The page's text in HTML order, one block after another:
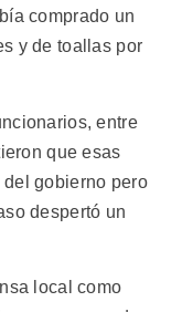
comprado un
y de toallas por
entre
que esas
gobierno pero
despertó un
local como